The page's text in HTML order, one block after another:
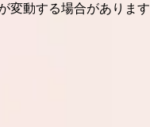
変動する場合があります